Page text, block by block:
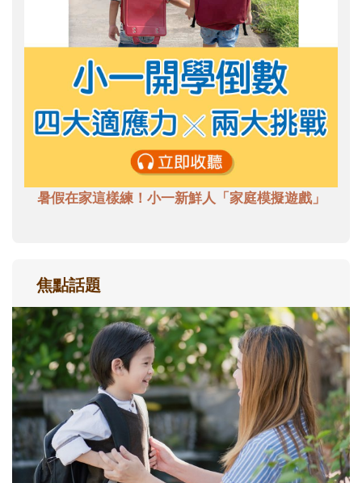
暑假在家這樣練！小一新鮮人「家庭模擬遊戲」
焦點話題
和孩子一起長大的那個男人│讀懂父親的
不同模樣
沒有人天生就擅長當爸爸！男人總是在一次
次「前所未有」的體驗中，跟著孩子一起長
大。從給予安全感的肢體遊戲，到獨立自
主、角色認同及解決問題的能力養成。爸爸